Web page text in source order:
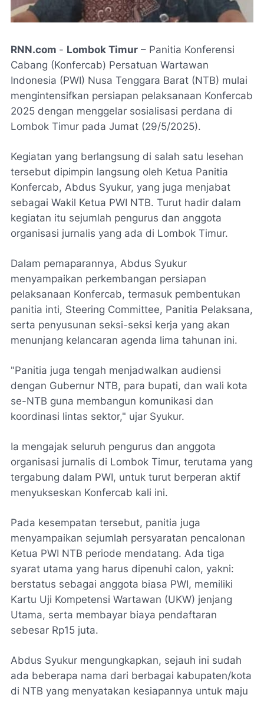
RNN.com - Lombok Timur – Panitia Konferensi
Cabang (Konfercab) Persatuan Wartawan
Indonesia (PWI) Nusa Tenggara Barat (NTB) mulai
mengintensifkan persiapan pelaksanaan Konfercab
2025 dengan menggelar sosialisasi perdana di
Lombok Timur pada Jumat (29/5/2025).
Kegiatan yang berlangsung di salah satu lesehan
tersebut dipimpin langsung oleh Ketua Panitia
Konfercab, Abdus Syukur, yang juga menjabat
sebagai Wakil Ketua PWI NTB. Turut hadir dalam
kegiatan itu sejumlah pengurus dan anggota
organisasi jurnalis yang ada di Lombok Timur.
Dalam pemaparannya, Abdus Syukur
menyampaikan perkembangan persiapan
pelaksanaan Konfercab, termasuk pembentukan
panitia inti, Steering Committee, Panitia Pelaksana,
serta penyusunan seksi-seksi kerja yang akan
menunjang kelancaran agenda lima tahunan ini.
"Panitia juga tengah menjadwalkan audiensi
dengan Gubernur NTB, para bupati, dan wali kota
se-NTB guna membangun komunikasi dan
koordinasi lintas sektor," ujar Syukur.
Ia mengajak seluruh pengurus dan anggota
organisasi jurnalis di Lombok Timur, terutama yang
tergabung dalam PWI, untuk turut berperan aktif
menyukseskan Konfercab kali ini.
Pada kesempatan tersebut, panitia juga
menyampaikan sejumlah persyaratan pencalonan
Ketua PWI NTB periode mendatang. Ada tiga
syarat utama yang harus dipenuhi calon, yakni:
berstatus sebagai anggota biasa PWI, memiliki
Kartu Uji Kompetensi Wartawan (UKW) jenjang
Utama, serta membayar biaya pendaftaran
sebesar Rp15 juta.
Abdus Syukur mengungkapkan, sejauh ini sudah
ada beberapa nama dari berbagai kabupaten/kota
di NTB yang menyatakan kesiapannya untuk maju